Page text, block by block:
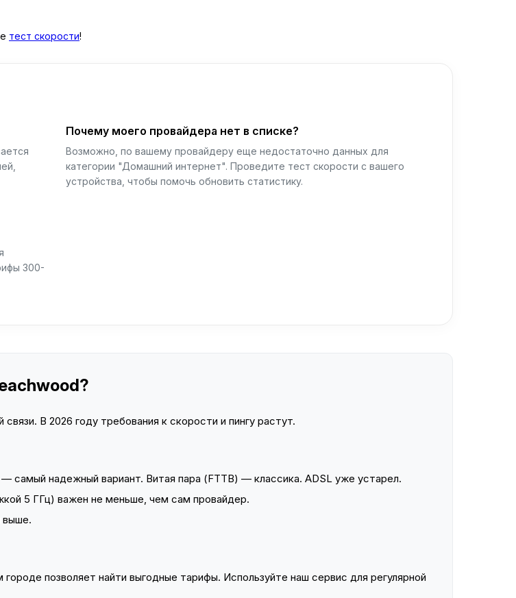
тест скорости!
Почему моего провайдера нет в списке?
Возможно, по вашему провайдеру еще недостаточно данных для
категории "Домашний интернет". Проведите тест скорости с вашего
устройства, чтобы помочь обновить статистику.
300-
В 2026 году требования к скорости и пингу растут.
— самый надежный вариант. Витая пара (FTTB) — классика. ADSL уже устарел.
5 ГГц) важен не меньше, чем сам провайдер.
выше.
позволяет найти выгодные тарифы. Используйте наш сервис для регулярной